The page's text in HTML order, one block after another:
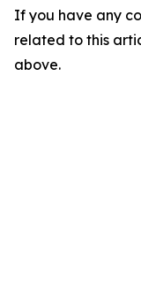
If you have any
related to this
above.